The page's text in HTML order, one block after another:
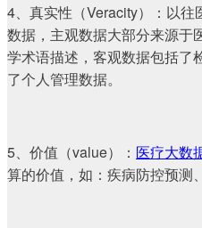
4、真实性（Veracity）：以
数据，主观数据大部分来源于
学术语描述，客观数据包括了
了个人管理数据。
5、价值（value）： 医疗大数
算的价值，如：疾病防控预测